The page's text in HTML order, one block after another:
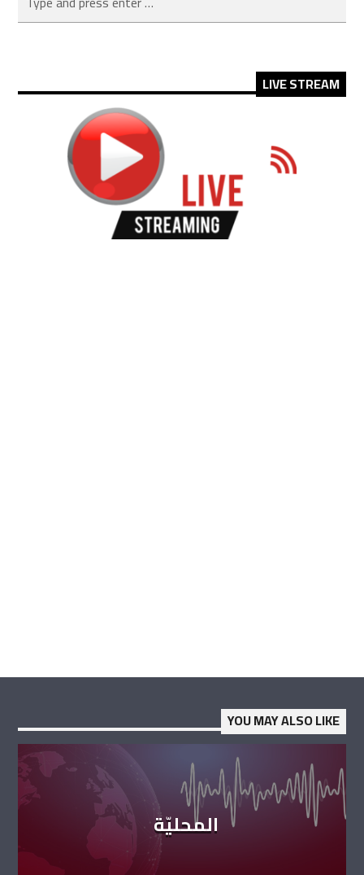
LIVE STREAM
YOU MAY ALSO LIKE
المحليّة